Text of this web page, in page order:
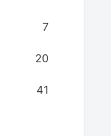
7
20
41